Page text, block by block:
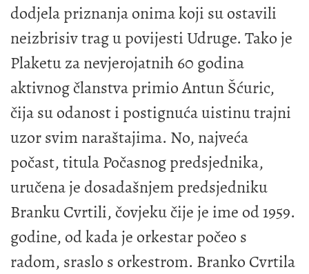
dodjela priznanja onima koji su ostavili
neizbrisiv trag u povijesti Udruge. Tako je
Plaketu za nevjerojatnih 60 godina
aktivnog članstva primio Antun Šćuric,
čija su odanost i postignuća uistinu trajni
uzor svim naraštajima. No, najveća
počast, titula Počasnog predsjednika,
uručena je dosadašnjem predsjedniku
Branku Cvrtili, čovjeku čije je ime od 1959.
godine, od kada je orkestar počeo s
radom, sraslo s orkestrom. Branko Cvrtila